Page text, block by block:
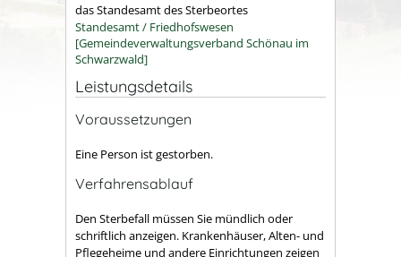
das Standesamt des Sterbeortes
Standesamt / Friedhofswesen
[Gemeindeverwaltungsverband Schönau im
Schwarzwald]
Leistungsdetails
Voraussetzungen
Eine Person ist gestorben.
Verfahrensablauf
Den Sterbefall müssen Sie mündlich oder
schriftlich anzeigen. Krankenhäuser, Alten- und
Pflegeheime und andere Einrichtungen zeigen